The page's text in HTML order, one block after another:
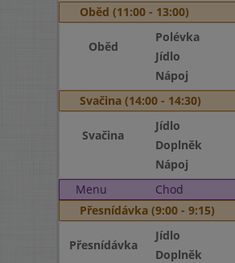
Oběd (11:00 - 13:00)
Oběd
Polévka
Jídlo
Nápoj
Svačina (14:00 - 14:30)
Svačina
Jídlo
Doplněk
Nápoj
Menu
Chod
Přesnídávka (9:00 - 9:15)
Přesnídávka
Jídlo
Doplněk